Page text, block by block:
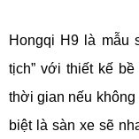
Hongqi H9 là mẫu
tịch” với thiết kế
thời gian nếu
biệt là sàn xe sẽ